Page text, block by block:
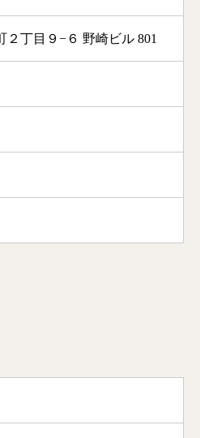
２丁目９−６ 野崎ビル 801